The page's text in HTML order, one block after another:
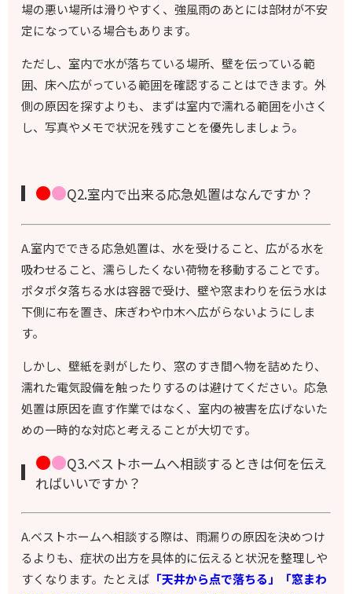
場の悪い場所は滑りやすく、強風雨のあとには部材が不安
定になっている場合もあります。
ただし、室内で水が落ちている場所、壁を伝っている範
囲、床へ広がっている範囲を確認することはできます。外
側の原因を探すよりも、まずは室内で濡れる範囲を小さく
し、写真やメモで状況を残すことを優先しましょう。
●●Q2.室内で出来る応急処置はなんですか？
A.室内でできる応急処置は、水を受けること、広がる水を
吸わせること、濡らしたくない荷物を移動することです。
ポタポタ落ちる水は容器で受け、壁や窓まわりを伝う水は
下側に布を置き、床ぎわや巾木へ広がらないようにしま
す。
しかし、壁紙を剥がしたり、窓のすき間へ物を詰めたり、
濡れた電気設備を触ったりするのは避けてください。応急
処置は原因を直す作業ではなく、室内の被害を広げないた
めの一時的な対応と考えることが大切です。
●●Q3.ベストホームへ相談するときは何を伝え
ればいいですか？
A.ベストホームへ相談する際は、雨漏りの原因を決めつけ
るよりも、症状の出方を具体的に伝えると状況を整理しや
すくなります。たとえば 「天井から点で落ちる」「窓まわ